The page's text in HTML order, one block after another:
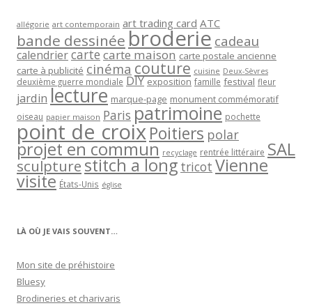
allégorie art contemporain art trading card ATC
bande dessinée broderie cadeau
calendriercartecarte maison carte postale ancienne
carte à publicité cinéma couture cuisine Deux-Sèvres
deuxième guerre mondiale DIY exposition famille festival fleur
jardin lecture marque-page monument commémoratif
oiseau papier maison Paris patrimoine pochette
point de croixPoitiers polar
projet en commun recyclage rentrée littéraire SAL
sculpturestitch a long tricot Vienne
visite États-Unis église
LÀ OÙ JE VAIS SOUVENT…
Mon site de préhistoire
Bluesy
Brodineries et charivaris